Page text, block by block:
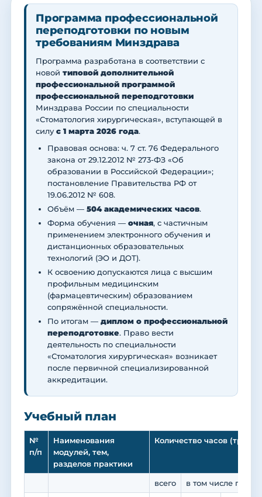
Программа профессиональной
переподготовки по новым
требованиям Минздрава
Программа разработана в соответствии с
новой типовой дополнительной
профессиональной программой
профессиональной переподготовки
Минздрава России по специальности
«Стоматология хирургическая», вступающей в
силус 1 марта 2026 года.
Правовая основа: ч. 7 ст. 76 Федерального
закона от 29.12.2012 № 273-ФЗ «Об
образовании в Российской Федерации»;
постановление Правительства РФ от
19.06.2012 № 608.
Объём — 504 академических часов.
Форма обучения — очная, с частичным
применением электронного обучения и
дистанционных образовательных
технологий (ЭО и ДОТ).
К освоению допускаются лица с высшим
профильным медицинским
(фармацевтическим) образованием
сопряжённой специальности.
По итогам — диплом о профессиональной
переподготовке. Право вести
деятельность по специальности
«Стоматология хирургическая» возникает
после первичной специализированной
аккредитации.
Учебный план
№
п/п
Наименования
модулей, тем,
разделов практики
Количество часов
всего в том числе по